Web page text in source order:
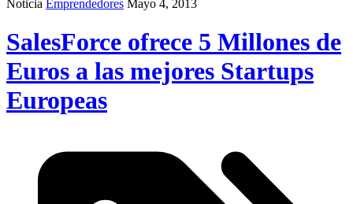
Noticia Emprendedores Mayo 4, 2013
SalesForce ofrece 5 Millones de
Euros a las mejores Startups
Europeas